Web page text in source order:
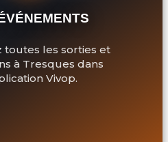
toutes les sorties et
à Tresques dans
Vivop.